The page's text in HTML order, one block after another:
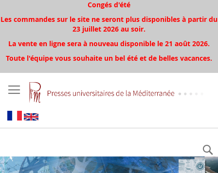
Congés d'été
Les commandes sur le site ne seront plus disponibles à partir du
23 juillet 2026 au soir.
La vente en ligne sera à nouveau disponible le 21 août 2026.
Toute l'équipe vous souhaite un bel été et de belles vacances.